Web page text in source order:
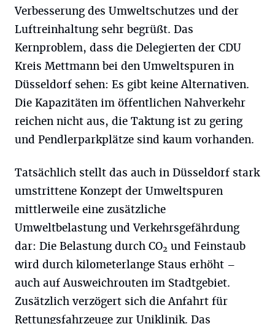
Verbesserung des Umweltschutzes und der
Luftreinhaltung sehr begrüßt. Das
Kernproblem, dass die Delegierten der CDU
Kreis Mettmann bei den Umweltspuren in
Düsseldorf sehen: Es gibt keine Alternativen.
Die Kapazitäten im öffentlichen Nahverkehr
reichen nicht aus, die Taktung ist zu gering
und Pendlerparkplätze sind kaum vorhanden.
Tatsächlich stellt das auch in Düsseldorf stark
umstrittene Konzept der Umweltspuren
mittlerweile eine zusätzliche
Umweltbelastung und Verkehrsgefährdung
dar: Die Belastung durch CO2 und Feinstaub
wird durch kilometerlange Staus erhöht –
auch auf Ausweichrouten im Stadtgebiet.
Zusätzlich verzögert sich die Anfahrt für
Rettungsfahrzeuge zur Uniklinik. Das